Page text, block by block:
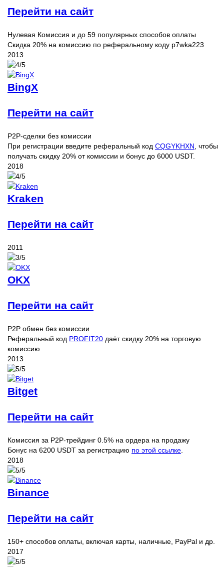
Перейти на сайт
Нулевая Комиссия и до 59 популярных способов оплаты
Скидка 20% на комиссию по реферальному коду p7wka223
2013
BingX
Перейти на сайт
P2P-сделки без комиссии
При регистрации введите реферальный код CQGYKHXN , чтобы
получать скидку 20% от комиссии и бонус до 6000 USDT.
2018
Kraken
Перейти на сайт
2011
OKX
Перейти на сайт
P2P обмен без комиссии
Реферальный код PROFIT20 даёт скидку 20% на торговую
комиссию
2013
Bitget
Перейти на сайт
Комиссия за P2P-трейдинг 0.5% на ордера на продажу
Бонус на 6200 USDT за регистрацию по этой ссылке
2018
Binance
Перейти на сайт
150+ способов оплаты, включая карты, наличные, PayPal и др.
2017